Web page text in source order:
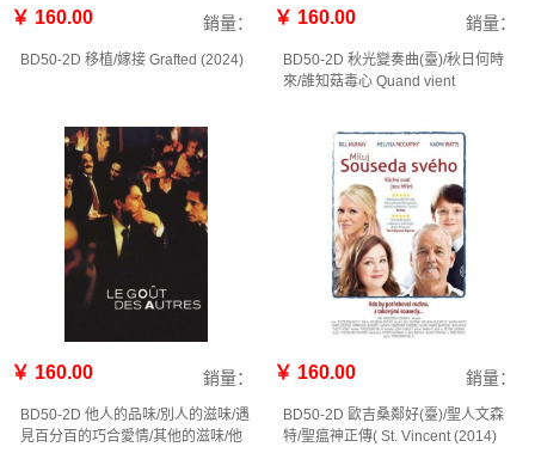
￥ 160.00 銷量：
BD50-2D 移植/嫁接 Grafted (2024)
￥ 160.00 銷量：
BD50-2D 秋光變奏曲(臺)/秋日何時
來/誰知菇毒心 Quand vient
￥ 160.00 銷量：
BD50-2D 他人的品味/別人的滋味/遇
見百分百的巧合愛情/其他的滋味/他
￥ 160.00 銷量：
BD50-2D 歐吉桑鄰好(臺)/聖人文森
特/聖瘟神正傳( St. Vincent (2014)